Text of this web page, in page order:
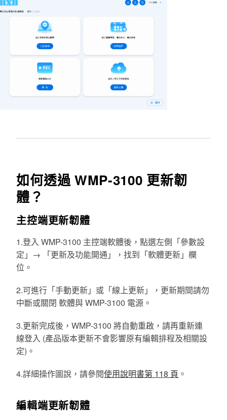
如何透過 WMP-3100 更新韌
體？
主控端更新韌體
1.登入 WMP-3100 主控端軟體後，點選左側「參數設
定」→ 「更新及功能開通」，找到「軟體更新」欄
位。
2.可進行「手動更新」或「線上更新」， 更新期間請勿
中斷或關閉 軟體與 WMP-3100 電源。
3.更新完成後，WMP-3100 將自動重啟，請再重新連
線登入 (產品版本更新不會影響原有編輯排程及相關設
定)。
4.詳細操作圖說，請參閱使用說明書第 118 頁 。
編輯端更新韌體